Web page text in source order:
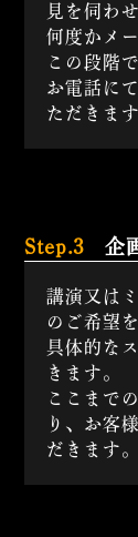
見を伺わ
何度かメ
この段階
お電話に
ただきます
Step.3 企
講演又は
のご希望
具体的な
きます。
ここまで
り、お客
だきます。